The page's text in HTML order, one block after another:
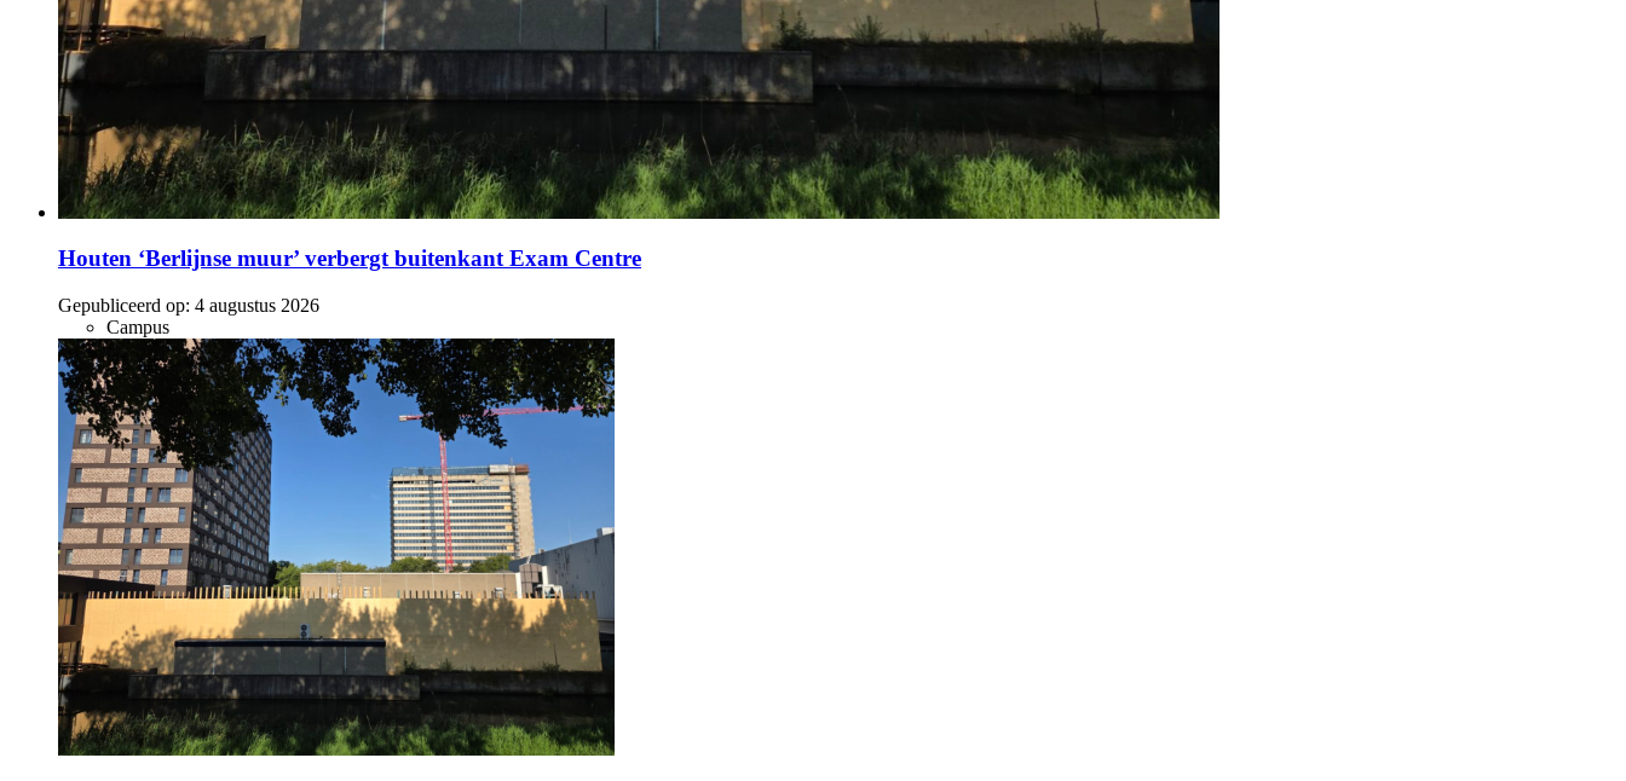
Houten ‘Berlijnse muur’ verbergt buitenkant Exam Centre
Gepubliceerd op: 4 augustus 2026
Campus